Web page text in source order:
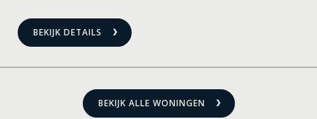
BEKIJK DETAILS
BEKIJK ALLE WONINGEN